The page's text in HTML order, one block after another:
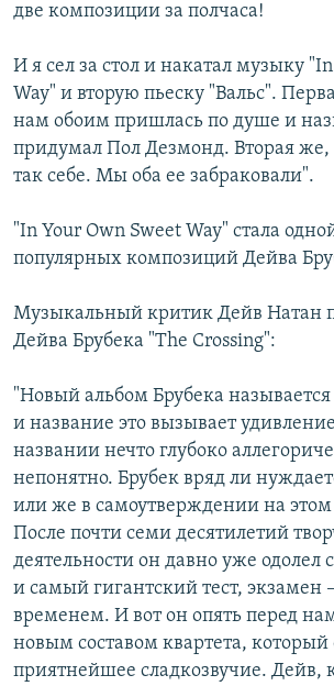
две композиции за полчаса!
И я сел за стол и накатал музыку
Way" и вторую пьеску "Вальс".
нам обоим пришлась по душе и
придумал Пол Дезмонд. Вторая же,
так себе. Мы оба ее забраковали".
"In Your Own Sweet Way" стала
популярных композиций Дейва
Музыкальный критик Дейв Натан
Дейва Брубека "The Crossing":
"Новый альбом Брубека
и название это вызывает
названии нечто глубоко
непонятно. Брубек вряд ли
или же в самоутверждении на этом
После почти семи десятилетий
деятельности он давно уже
и самый гигантский тест, экзамен
временем. И вот он опять перед
новым составом квартета, который
приятнейшее сладкозвучие. Дейв,